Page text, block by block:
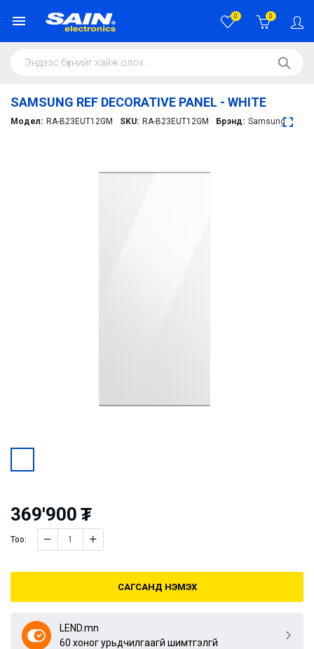
0 0
SAMSUNG REF DECORATIVE PANEL - WHITE
Модел: RA-B23EUT12GM SKU: RA-B23EUT12GM Брэнд: Samsung
369'900 ₮
Тоо:
САГСАНД НЭМЭХ
LEND.mn
60 хоног урьдчилгаагүй шимтгэлгүй